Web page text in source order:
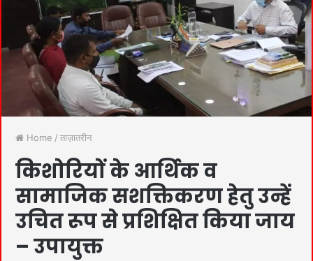
Home / ताज़ातरीन
किशोरियों के आर्थिक व
सामाजिक सशक्तिकरण हेतु उन्हें
उचित रूप से प्रशिक्षित किया जाय
– उपायुक्त